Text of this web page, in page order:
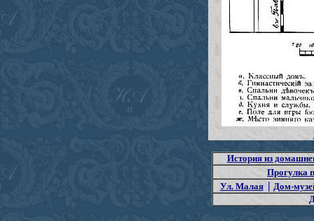
История из
Прогулка
Ул. Малая | Дом-